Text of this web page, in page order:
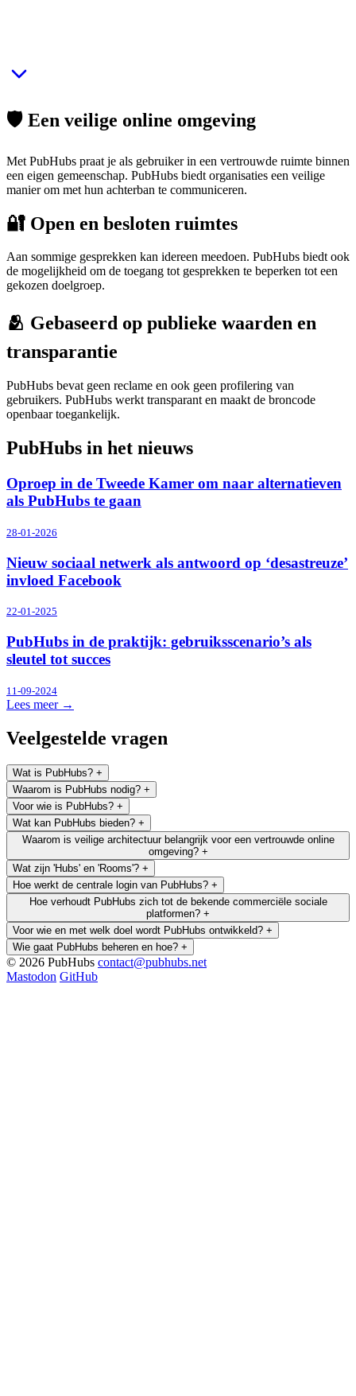
🛡 Een veilige online omgeving
Met PubHubs praat je als gebruiker in een vertrouwde ruimte binnen
een eigen gemeenschap. PubHubs biedt organisaties een veilige
manier om met hun achterban te communiceren.
🔐 Open en besloten ruimtes
Aan sommige gesprekken kan idereen meedoen. PubHubs biedt ook
de mogelijkheid om de toegang tot gesprekken te beperken tot een
gekozen doelgroep.
🫂 Gebaseerd op publieke waarden en
transparantie
PubHubs bevat geen reclame en ook geen profilering van
gebruikers. PubHubs werkt transparant en maakt de broncode
openbaar toegankelijk.
PubHubs in het nieuws
Oproep in de Tweede Kamer om naar alternatieven
als PubHubs te gaan
28-01-2026
Nieuw sociaal netwerk als antwoord op ‘desastreuze’
invloed Facebook
22-01-2025
PubHubs in de praktijk: gebruiksscenario’s als
sleutel tot succes
11-09-2024
Lees meer →
Veelgestelde vragen
Wat is PubHubs? +
Waarom is PubHubs nodig? +
Voor wie is PubHubs? +
Wat kan PubHubs bieden? +
Waarom is veilige architectuur belangrijk voor een vertrouwde online
omgeving? +
Wat zijn 'Hubs' en 'Rooms'? +
Hoe werkt de centrale login van PubHubs? +
Hoe verhoudt PubHubs zich tot de bekende commerciële sociale
platformen? +
Voor wie en met welk doel wordt PubHubs ontwikkeld? +
Wie gaat PubHubs beheren en hoe? +
© 2026 PubHubs contact@pubhubs.net
Mastodon GitHub